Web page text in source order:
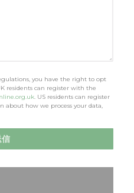
you have the right to opt
residents can register with the
. US residents can register
about how we process your data,